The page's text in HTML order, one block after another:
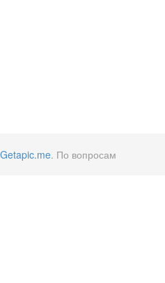
Getapic.me. По вопросам